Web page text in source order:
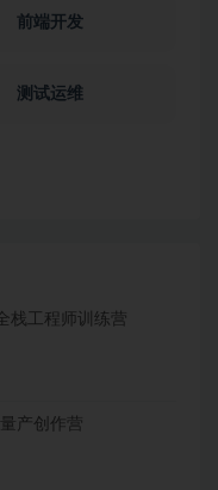
前端开发
测试运维
栈工程师训练营
产创作营